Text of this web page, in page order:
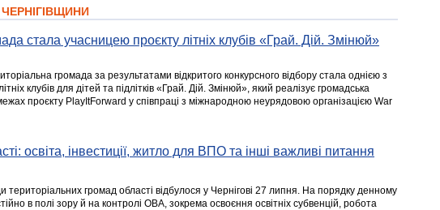
стала учасницею проєкту літніх клубів «Грай. Дій. Змінюй»
громада за результатами відкритого конкурсного відбору стала однією з
клубів для дітей та підлітків «Грай. Дій. Змінюй», який реалізує громадська
проєкту PlayItForward у співпраці з міжнародною неурядовою організацією War
освіта, інвестиції, житло для ВПО та інші важливі питання
територіальних громад області відбулося у Чернігові 27 липня. На порядку денному
в полі зору й на контролі ОВА, зокрема освоєння освітніх субвенцій, робота